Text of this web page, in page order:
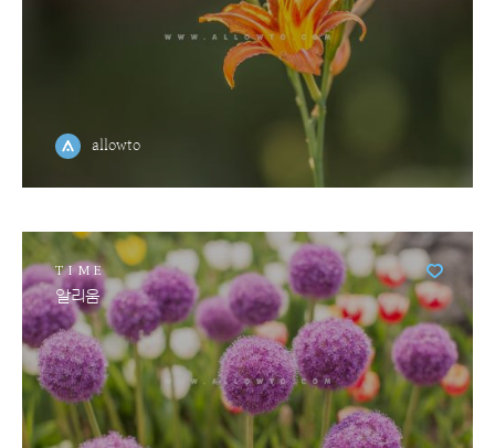
allowto
TIME
알리움